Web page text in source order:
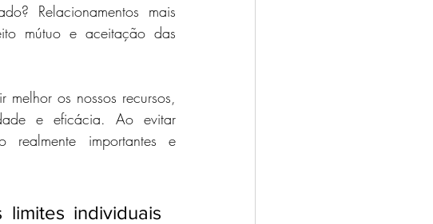
Relacionamentos mais
mútuo e aceitação das
melhor os nossos recursos,
e eficácia. Ao evitar
realmente importantes e
individuais